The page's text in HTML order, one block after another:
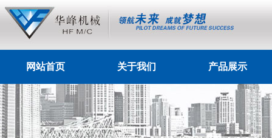
网站首页 关于我们 产品展示